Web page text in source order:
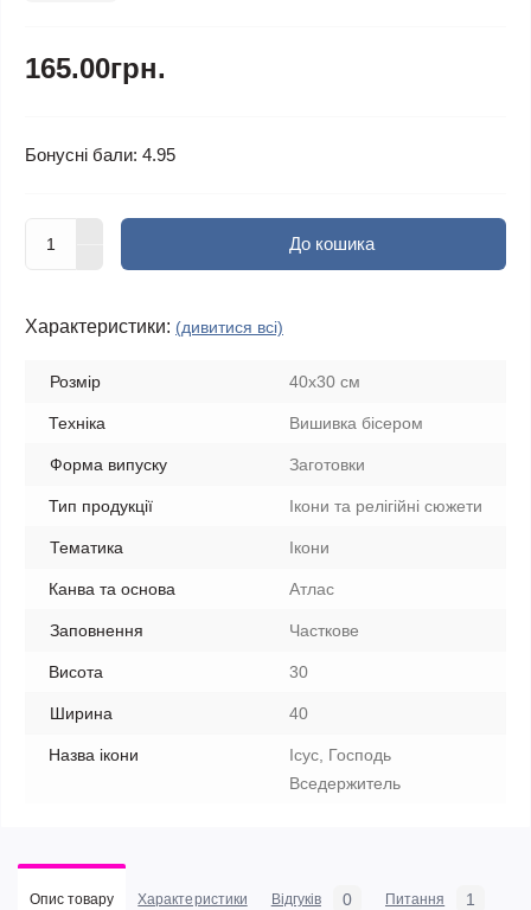
165.00грн.
Бонусні бали: 4.95
До кошика
Характеристики: (дивитися всі)
Розмір 40x30 см
Техніка Вишивка бісером
Форма випуску Заготовки
Тип продукції Ікони та релігійні сюжети
Тематика Ікони
Канва та основа Атлас
Заповнення Часткове
Висота 30
Ширина 40
Назва ікони
Ісус, Господь
Вседержитель
Опис товару Характеристики Відгуків 0 Питання 1